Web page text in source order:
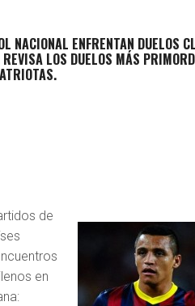
NACIONAL ENFRENTAN DUELOS
LOS DUELOS MÁS
de
en